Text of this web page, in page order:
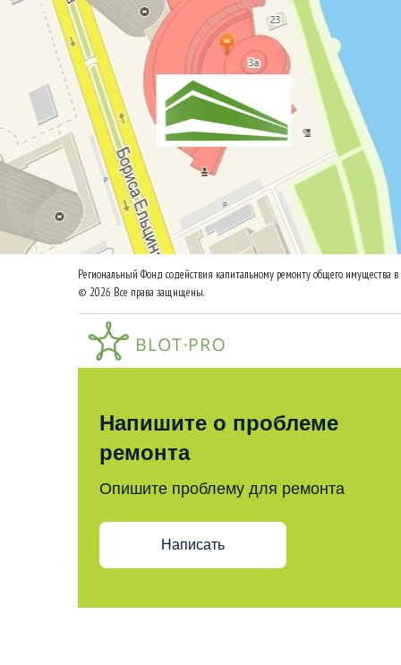
Региональный Фонд содействия капитальному ремонту общего имущества
© 2026 Все права защищены.
Напишите о проблеме
ремонта
Опишите проблему для ремонта
Написать